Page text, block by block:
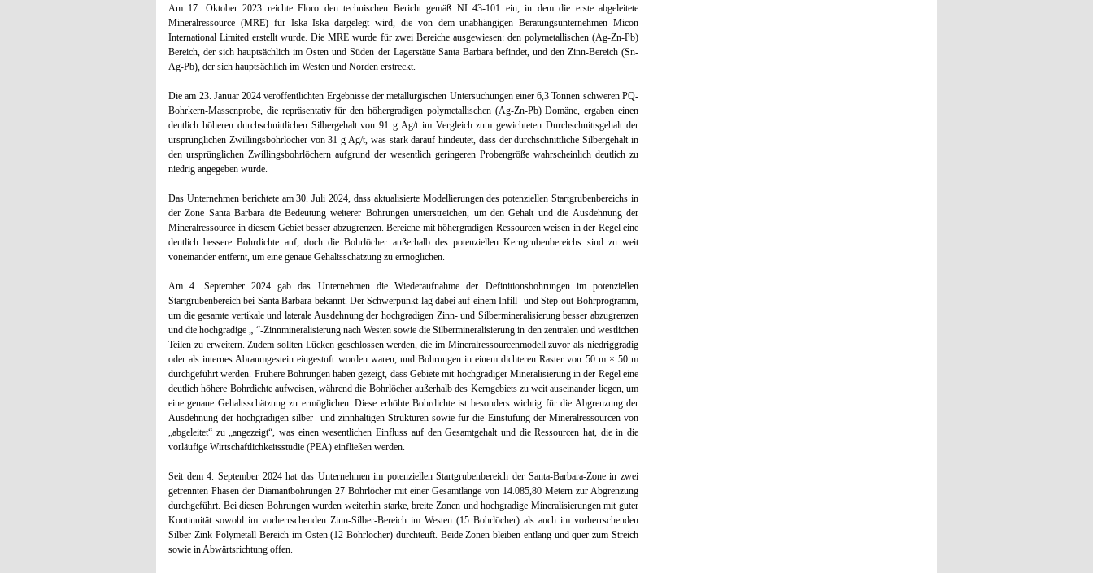
Am 17. Oktober 2023 reichte Eloro den technischen Bericht gemäß NI 43-101 ein, in dem die erste abgeleitete
Mineralressource (MRE) für Iska Iska dargelegt wird, die von dem unabhängigen Beratungsunternehmen Micon
International Limited erstellt wurde. Die MRE wurde für zwei Bereiche ausgewiesen: den polymetallischen (Ag-Zn-Pb)
Bereich, der sich hauptsächlich im Osten und Süden der Lagerstätte Santa Barbara befindet, und den Zinn-Bereich (Sn-
Ag-Pb), der sich hauptsächlich im Westen und Norden erstreckt.
Die am 23. Januar 2024 veröffentlichten Ergebnisse der metallurgischen Untersuchungen einer 6,3 Tonnen schweren PQ-
Bohrkern-Massenprobe, die repräsentativ für den höhergradigen polymetallischen (Ag-Zn-Pb) Domäne, ergaben einen
deutlich höheren durchschnittlichen Silbergehalt von 91 g Ag/t im Vergleich zum gewichteten Durchschnittsgehalt der
ursprünglichen Zwillingsbohrlöcher von 31 g Ag/t, was stark darauf hindeutet, dass der durchschnittliche Silbergehalt in
den ursprünglichen Zwillingsbohrlöchern aufgrund der wesentlich geringeren Probengröße wahrscheinlich deutlich zu
niedrig angegeben wurde.
Das Unternehmen berichtete am 30. Juli 2024, dass aktualisierte Modellierungen des potenziellen Startgrubenbereichs in
der Zone Santa Barbara die Bedeutung weiterer Bohrungen unterstreichen, um den Gehalt und die Ausdehnung der
Mineralressource in diesem Gebiet besser abzugrenzen. Bereiche mit höhergradigen Ressourcen weisen in der Regel eine
deutlich bessere Bohrdichte auf, doch die Bohrlöcher außerhalb des potenziellen Kerngrubenbereichs sind zu weit
voneinander entfernt, um eine genaue Gehaltsschätzung zu ermöglichen.
Am 4. September 2024 gab das Unternehmen die Wiederaufnahme der Definitionsbohrungen im potenziellen
Startgrubenbereich bei Santa Barbara bekannt. Der Schwerpunkt lag dabei auf einem Infill- und Step-out-Bohrprogramm,
um die gesamte vertikale und laterale Ausdehnung der hochgradigen Zinn- und Silbermineralisierung besser abzugrenzen
und die hochgradige „ “-Zinnmineralisierung nach Westen sowie die Silbermineralisierung in den zentralen und westlichen
Teilen zu erweitern. Zudem sollten Lücken geschlossen werden, die im Mineralressourcenmodell zuvor als niedriggradig
oder als internes Abraumgestein eingestuft worden waren, und Bohrungen in einem dichteren Raster von 50 m × 50 m
durchgeführt werden. Frühere Bohrungen haben gezeigt, dass Gebiete mit hochgradiger Mineralisierung in der Regel eine
deutlich höhere Bohrdichte aufweisen, während die Bohrlöcher außerhalb des Kerngebiets zu weit auseinander liegen, um
eine genaue Gehaltsschätzung zu ermöglichen. Diese erhöhte Bohrdichte ist besonders wichtig für die Abgrenzung der
Ausdehnung der hochgradigen silber- und zinnhaltigen Strukturen sowie für die Einstufung der Mineralressourcen von
„abgeleitet“ zu „angezeigt“, was einen wesentlichen Einfluss auf den Gesamtgehalt und die Ressourcen hat, die in die
vorläufige Wirtschaftlichkeitsstudie (PEA) einfließen werden.
Seit dem 4. September 2024 hat das Unternehmen im potenziellen Startgrubenbereich der Santa-Barbara-Zone in zwei
getrennten Phasen der Diamantbohrungen 27 Bohrlöcher mit einer Gesamtlänge von 14.085,80 Metern zur Abgrenzung
durchgeführt. Bei diesen Bohrungen wurden weiterhin starke, breite Zonen und hochgradige Mineralisierungen mit guter
Kontinuität sowohl im vorherrschenden Zinn-Silber-Bereich im Westen (15 Bohrlöcher) als auch im vorherrschenden
Silber-Zink-Polymetall-Bereich im Osten (12 Bohrlöcher) durchteuft. Beide Zonen bleiben entlang und quer zum Streich
sowie in Abwärtsrichtung offen.